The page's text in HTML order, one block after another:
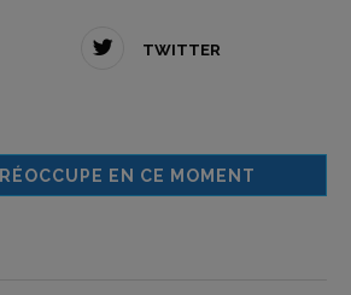
TWITTER
EN CE MOMENT